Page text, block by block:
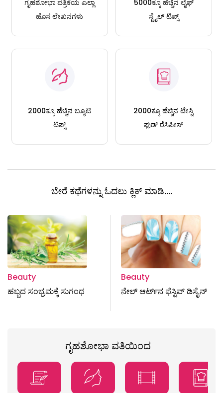
ಗೃಹಶೋಭಾ ಪತ್ರಿಕೆಯ ಎಲ್ಲಾ
ಹೊಸ ಲೇಖನಗಳು
5000ಕ್ಕೂ ಹೆಚ್ಚಿನ ಲೈಫ್
ಸ್ಟೈಲ್ ಟಿಪ್ಸ್
2000ಕ್ಕೂ ಹೆಚ್ಚಿನ ಬ್ಯೂಟಿ
ಟಿಪ್ಸ್
2000ಕ್ಕೂ ಹೆಚ್ಚಿನ ಟೇಸ್ಟಿ
ಫುಡ್ ರೆಸಿಪೀಸ್
ಬೇರೆ ಕಥೆಗಳನ್ನು ಓದಲು ಕ್ಲಿಕ್ ಮಾಡಿ....
Beauty
ಹಬ್ಬದ ಸಂಭ್ರಮಕ್ಕೆ ಸುಗಂಧ
Beauty
ನೇ‌ಲ್ ಆರ್ಟ್‌ನ ಫೆಸ್ಟಿವ್‌ ಡಿಸೈನ್‌
ಗೃಹಶೋಭಾ ವತಿಯಿಂದ